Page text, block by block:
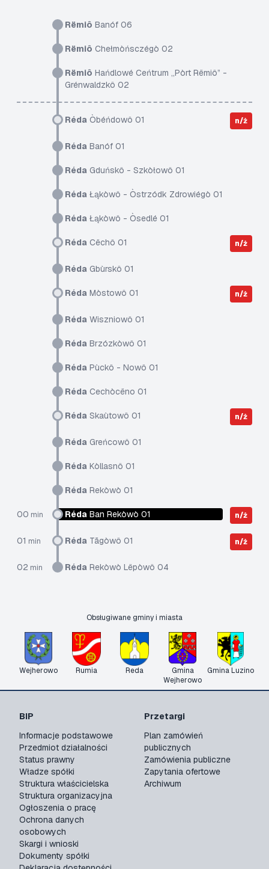
Rëmiô Banóf 06
Rëmiô Chełmòńsczégò 02
Rëmiô Hańdlowé Ceńtrum „Pòrt Rëmiô” -
Grénwaldzkô 02
Réda Òbéńdowô 01 n/ż
Réda Banóf 01
Réda Gduńskô - Szkòłowô 01
Réda Łąkòwô - Òstrzódk Zdrowiégò 01
Réda Łąkòwô - Òsedlé 01
Réda Cëchô 01 n/ż
Réda Gbùrskô 01
Réda Mòstowô 01 n/ż
Réda Wiszniowô 01
Réda Brzózkòwô 01
Réda Pùckô - Nowô 01
Réda Cechòcëno 01
Réda Skaùtowô 01 n/ż
Réda Greńcowô 01
Réda Kòllasnô 01
Réda Rekòwò 01
00 min Réda Ban Rekòwò 01 n/ż
01 min Réda Tãgòwô 01 n/ż
02 min Réda Rekòwò Lëpòwô 04
Obsługiwane gminy i miasta
Wejherowo Rumia Reda
Gmina
Wejherowo
Gmina Luzino
BIP
Informacje podstawowe
Przedmiot działalności
Status prawny
Władze spółki
Struktura właścicielska
Struktura organizacyjna
Ogłoszenia o pracę
Ochrona danych
osobowych
Skargi i wnioski
Dokumenty spółki
Przetargi
Plan zamówień
publicznych
Zamówienia publiczne
Zapytania ofertowe
Archiwum